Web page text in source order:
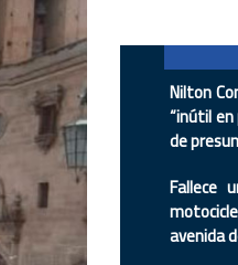
Nilton
“inútil
de
Fallece
avenida